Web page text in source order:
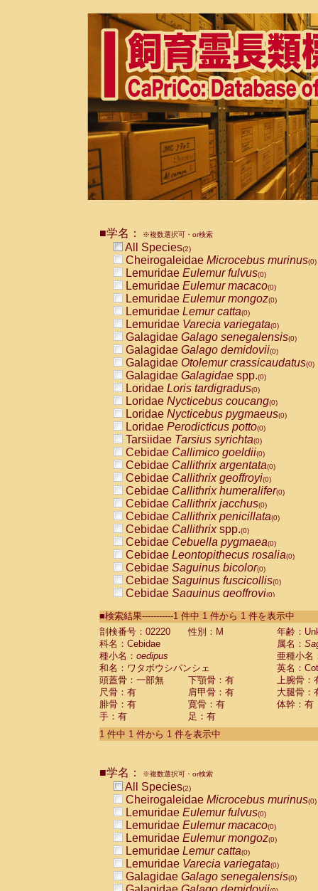
■学名： ※複数選択可・or検索
All Species(2)
Cheirogaleidae Microcebus murinus(0)
Lemuridae Eulemur fulvus(0)
Lemuridae Eulemur macaco(0)
Lemuridae Eulemur mongoz(0)
Lemuridae Lemur catta(0)
Lemuridae Varecia variegata(0)
Galagidae Galago senegalensis(0)
Galagidae Galago demidovii(0)
Galagidae Otolemur crassicaudatus(0)
Galagidae Galagidae spp.(0)
Loridae Loris tardigradus(0)
Loridae Nycticebus coucang(0)
Loridae Nycticebus pygmaeus(0)
Loridae Perodicticus potto(0)
Tarsiidae Tarsius syrichta(0)
Cebidae Callimico goeldii(0)
Cebidae Callithrix argentata(0)
Cebidae Callithrix geoffroyi(0)
Cebidae Callithrix humeralifer(0)
Cebidae Callithrix jacchus(0)
Cebidae Callithrix penicillata(0)
Cebidae Callithrixspp.(0)
Cebidae Cebuella pygmaea(0)
Cebidae Leontopithecus rosalia(0)
Cebidae Saguinus bicolor(0)
Cebidae Saguinus fuscicollis(0)
Cebidae Saguinus geoffroyi(0)
CebidaeSaguinus labiatus(0)
Cebidae Saguinus leucopus (0)
Cebidae
Cebidae
CebidaeSaguinus nigricollis (1)
Cebidae Saguinus oedipus
Cebidae Saguinus weddelli
Cebidae Saguinusspp.
Cebidae Aotus trivirgatus
Cebidae Cebus albifrons
CebidaeCebus nigrivittatus
CebidaeCebus
CebidaeSaimiri boliviensis(0)
CebidaeSaimiri sciureus(0)
AtelidaeAlouatta caraya(0)
AtelidaeAlouatta fusca(0)
AtelidaeAlouatta seniculus
AtelidaeAlouattaspp.(0)
AtelidaeAteles belzebuth(0)
AtelidaeAteles geoffroyi(0)
■検索結果-----------1 件中 1 件から 1 件を表示中
剖検番号：02220
性別：M
年齢：
科名：Cebidae
属名：
種小名： oedipus
亜種小名
和名：ワタボウシパンシェ
英名：
頭蓋骨：一部無
下顎骨：有
上腕骨：
尺骨：有
肩甲骨：有
大腿骨：
腓骨：有
寛骨：有
体幹：有
手：有
足：有
1 件中 1 件から 1 件を表示中
■学名： ※複数選択可・or検索
All Species(2)
Cheirogaleidae Microcebus murinus(0)
Lemuridae Eulemur fulvus(0)
Lemuridae Eulemur macaco(0)
Lemuridae Eulemur mongoz(0)
Lemuridae Lemur catta(0)
Lemuridae Varecia variegata(0)
Galagidae Galago senegalensis(0)